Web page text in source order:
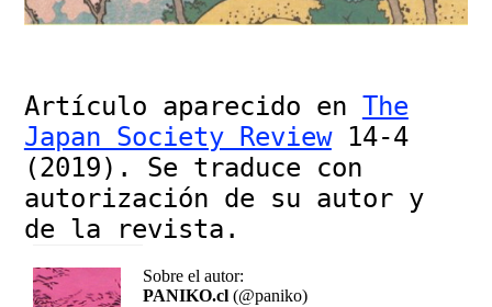
Artículo aparecido en The
Japan Society Review14-4
(2019). Se traduce con
autorización de su autor y
de la revista.
Sobre el autor:
PANIKO.cl (@paniko)